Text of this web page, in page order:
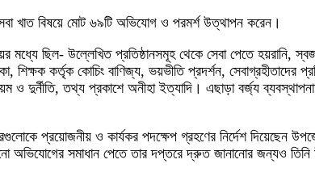
খাত বিষয়ে মোট ৬৯টি অভিযোগ ও পরমর্শ উত্থাপন করেন।
মধ্যে ছিল- উল্লেখিত প্রতিষ্ঠানসমূহ থেকে সেবা পেতে হয়রানি,
শিক্ষক কর্তৃক কোচিং বাণিজ্য, ভয়ভীতি প্রদর্শন,
ও দুর্নীতি, তথ্য প্রকাশে অনীহা ইত্যাদি। এছাড়া বর্জ্য
প্রয়োজনীয় ও কার্যকর পদক্ষেপ গ্রহণের নির্দেশ দিয়েছেন
অভিযোগের সমাধান পেতে তার দপ্তরে দ্রুত জানানোর জন্যও